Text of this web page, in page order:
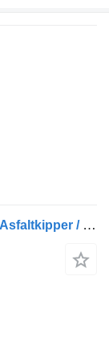
GINAF X6 5350 Day Cab, Euro 6, 10x6 / Asfaltkipper / Steered / NL truc